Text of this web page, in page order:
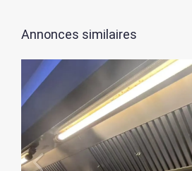
Annonces similaires